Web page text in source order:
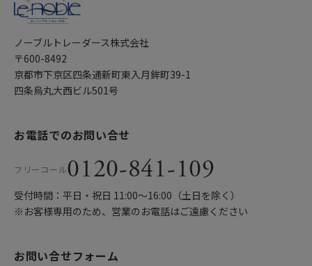
ノーブルトレーダース株式会社
〒600-8492
京都市下京区四条通新町東入月鉾町39-1
四条烏丸大西ビル501号
お電話でのお問い合せ
フリーコール0120-841-109
受付時間：平日・祝日 11:00〜16:00（土日を除く）
※お客様専用のため、営業のお電話はご遠慮ください
お問い合せフォーム